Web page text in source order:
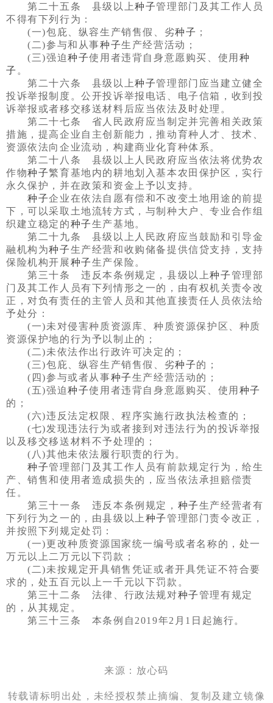
第二十五条 县级以上种子管理部门及其工作人员
不得有下列行为：
(一)包庇、纵容生产销售假、劣种子 ；
(二)参与和从事种子生产经营活动；
(三)强迫种子使用者违背自身意愿购买、使用 种
子 。
第二十六条 县级以上种子管理部门应当建立健全
投诉举报制度。公开投诉举报电话、电子信箱，收到投
诉举报或者移交移送材料后应当依法及时处理。
第二十七条 省人民政府应当制定并完善相关政策
措施，提高企业自主创新能力，推动育种人才、技术、
资源依法向企业流动，构建商业化育种体系。
第二十八条 县级以上人民政府应当依法将优势农
作物种子繁育基地内的耕地划入基本农田保护区，实行
永久保护，并在政策和资金上予以支持。
种子企业在依法自愿有偿和不改变土地用途的前提
下，可以采取土地流转方式，与制种大户、专业合作组
织建立稳定的种子生产基地。
第二十九条 县级以上人民政府应当鼓励和引导金
融机构为种子生产经营和收购储备提供信贷支持，支持
保险机构开展种子生产保险。
第三十条 违反本条例规定，县级以上种子管理部
门及其工作人员有下列情形之一的，由有权机关责令改
正，对负有责任的主管人员和其他直接责任人员依法给
予处分：
(一)未对侵害种质资源库、种质资源保护区、种质
资源保护地的行为予以制止的；
(二)未依法作出行政许可决定的；
(三)包庇、纵容生产销售假、劣种子的；
(四)参与或者从事种子生产经营活动的；
(五)强迫种子使用者违背自身意愿购买、使用 种子
的；
(六)违反法定权限、程序实施行政执法检查的；
(七)发现违法行为或者接到对违法行为的投诉举报
以及移交移送材料不予处理的；
(八)其他未依法履行职责的行为。
种子管理部门及其工作人员有前款规定行为，给生
产、销售和使用者造成损失的，应当依法承担赔偿责
任。
第三十一条 违反本条例规定， 种子生产经营者有
下列行为之一的，由县级以上种子管理部门责令改正，
并按照下列规定处罚：
(一)更改种质资源国家统一编号或者名称的，处一
万元以上二万元以下罚款；
(二)未按规定开具销售凭证或者开具凭证不符合要
求的，处五百元以上一千元以下罚款。
第三十二条 法律、行政法规对种子管理有规定
的，从其规定。
第三十三条 本条例自2019年2月1日起施行。
来源：放心码
转载请标明出处，未经授权禁止摘编、复制及建立镜像